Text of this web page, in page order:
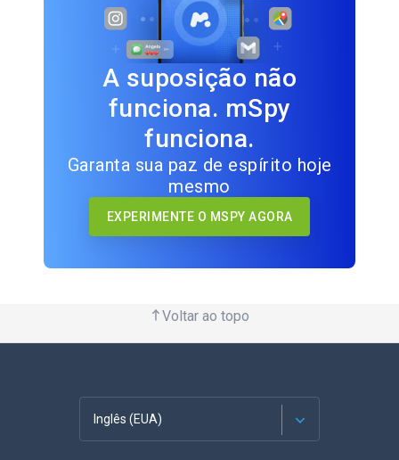
A suposição não
funciona. mSpy
funciona.
Garanta sua paz de espírito hoje
mesmo
EXPERIMENTE O MSPY AGORA
Voltar ao topo
Inglês (EUA)